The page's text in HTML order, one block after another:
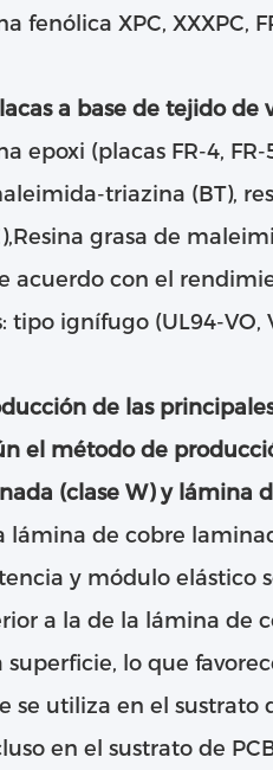
fenólica XPC, XXXPC,
a base de tejido de
epoxi (placas FR-4,
triazina (BT),
grasa de
acuerdo con el
tipo ignífugo (UL94-VO,
de las
el método de
(clase W) y lámina
lámina de cobre
y módulo elástico
a la de la lámina de
superficie, lo que
se utiliza en el sustrato
en el sustrato de